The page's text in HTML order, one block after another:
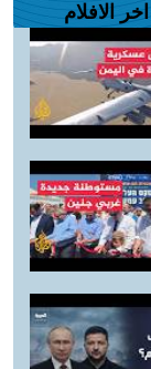
اخر الافلام